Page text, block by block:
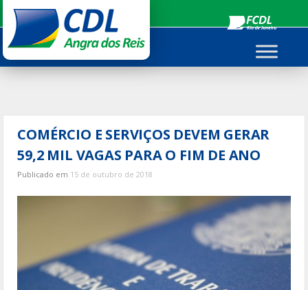
para
conteúdo
COMÉRCIO E SERVIÇOS DEVEM GERAR
59,2 MIL VAGAS PARA O FIM DE ANO
Publicado em 15 de outubro de 2018